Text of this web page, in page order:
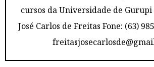
cursos da Universidade de Gurupi
José Carlos de Freitas Fone: (63)